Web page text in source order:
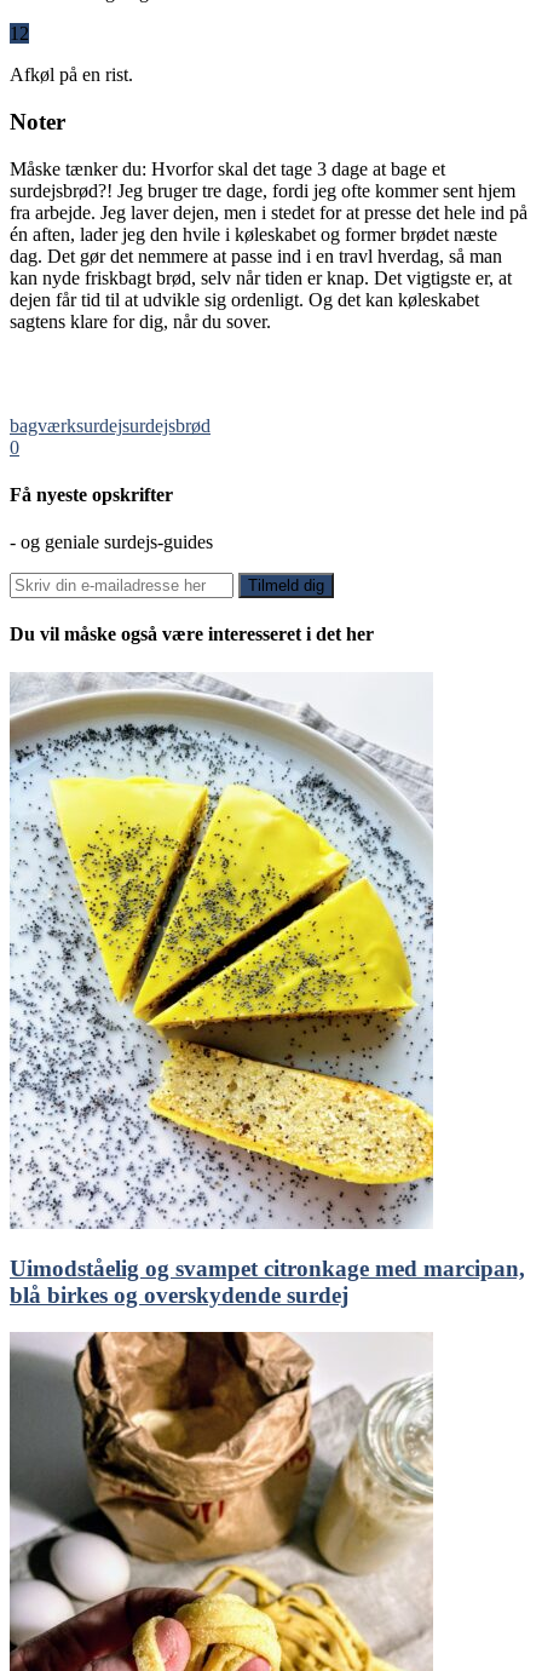
12
Afkøl på en rist.
Noter
Måske tænker du: Hvorfor skal det tage 3 dage at bage et
surdejsbrød?! Jeg bruger tre dage, fordi jeg ofte kommer sent hjem
fra arbejde. Jeg laver dejen, men i stedet for at presse det hele ind på
én aften, lader jeg den hvile i køleskabet og former brødet næste
dag. Det gør det nemmere at passe ind i en travl hverdag, så man
kan nyde friskbagt brød, selv når tiden er knap. Det vigtigste er, at
dejen får tid til at udvikle sig ordenligt. Og det kan køleskabet
sagtens klare for dig, når du sover.
bagværksurdejsurdejsbrød
0
Få nyeste opskrifter
- og geniale surdejs-guides
Du vil måske også være interesseret i det her
Uimodståelig og svampet citronkage med marcipan,
blå birkes og overskydende surdej